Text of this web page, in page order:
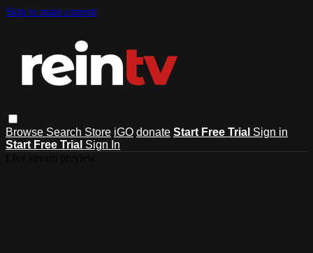
Skip to main content
Browse Search Store iGO donate Start Free Trial Sign in
Start Free Trial Sign In